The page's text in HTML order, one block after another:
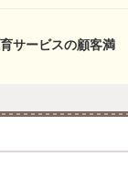
サービスの顧客満